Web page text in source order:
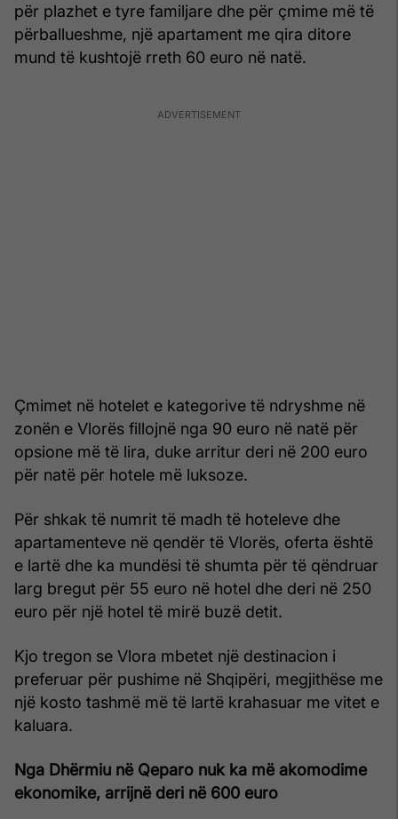
për plazhet e tyre familjare dhe për çmime më të
përballueshme, një apartament me qira ditore
mund të kushtojë rreth 60 euro në natë.
Çmimet në hotelet e kategorive të ndryshme në
zonën e Vlorës fillojnë nga 90 euro në natë për
opsione më të lira, duke arritur deri në 200 euro
për natë për hotele më luksoze.
Për shkak të numrit të madh të hoteleve dhe
apartamenteve në qendër të Vlorës, oferta është
e lartë dhe ka mundësi të shumta për të qëndruar
larg bregut për 55 euro në hotel dhe deri në 250
euro për një hotel të mirë buzë detit.
Kjo tregon se Vlora mbetet një destinacion i
preferuar për pushime në Shqipëri, megjithëse me
një kosto tashmë më të lartë krahasuar me vitet e
kaluara.
Nga Dhërmiu në Qeparo nuk ka më akomodime
ekonomike, arrijnë deri në 600 euro